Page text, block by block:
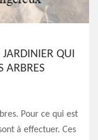
QUI
ARBRES
Pour ce qui est
à effectuer. Ces